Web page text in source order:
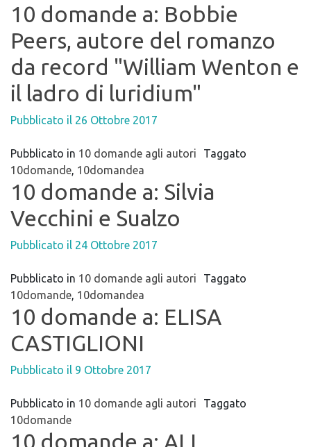
10 domande a: Bobbie
Peers, autore del romanzo
da record "William Wenton e
il ladro di luridium"
Pubblicato il 26 Ottobre 2017
Pubblicato in 10 domande agli autori
Taggato
10domande, 10domandea
10 domande a: Silvia
Vecchini e Sualzo
Pubblicato il 24 Ottobre 2017
Pubblicato in 10 domande agli autori
Taggato
10domande, 10domandea
10 domande a: ELISA
CASTIGLIONI
Pubblicato il 9 Ottobre 2017
Pubblicato in 10 domande agli autori
Taggato
10domande
10 domande a: ALI